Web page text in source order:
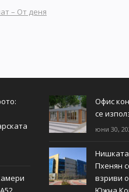
– От деня
Офис
се
юни 30,
Пхенян
взриви